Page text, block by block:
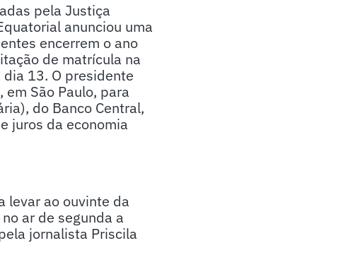
pela Justiça
anunciou uma
encerrem o ano
de matrícula na
13. O presidente
São Paulo, para
do Banco Central,
juros da economia
levar ao ouvinte da
ar de segunda a
jornalista Priscila